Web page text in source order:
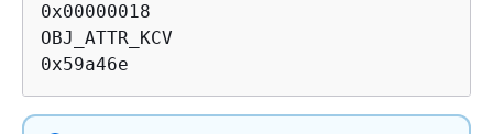
0x00000018
OBJ_ATTR_KCV
0x59a46e